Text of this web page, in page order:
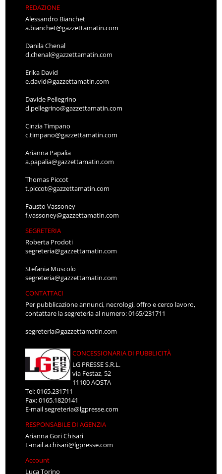
REDAZIONE
Alessandro Bianchet
a.bianchet@gazzettamatin.com
Danila Chenal
d.chenal@gazzettamatin.com
Erika David
e.david@gazzettamatin.com
Davide Pellegrino
d.pellegrino@gazzettamatin.com
Cinzia Timpano
c.timpano@gazzettamatin.com
Arianna Papalia
a.papalia@gazzettamatin.com
Thomas Piccot
t.piccot@gazzettamatin.com
Fausto Vassoney
f.vassoney@gazzettamatin.com
SEGRETERIA
Roberta Prodoti
segreteria@gazzettamatin.com
Stefania Muscolo
segreteria@gazzettamatin.com
CONTATTACI
Per pubblicazione annunci, necrologi, offro e cerco lavoro,
contattare la segreteria al numero: 0165/231711
segreteria@gazzettamatin.com
CONCESSIONARIA DI PUBBLICITÀ
LG PRESSE S.R.L.
via Festaz, 52
11100 AOSTA
Tel: 0165.231711
Fax: 0165.1820141
E-mailsegreteria@lgpresse.com
RESPONSABILE DI AGENZIA
Arianna Gori Chisari
E-maila.chisari@lgpresse.com
Account
Luca Torino